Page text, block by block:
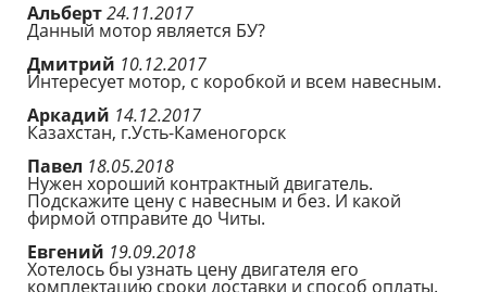
Альберт24.11.2017
Данный мотор является БУ?
Дмитрий 10.12.2017
Интересует мотор, с коробкой и всем навесным.
Аркадий 14.12.2017
Казахстан, г.Усть-Каменогорск
Павел 18.05.2018
Нужен хороший контрактный двигатель.
Подскажите цену с навесным и без. И какой
фирмой отправите до Читы.
Евгений 19.09.2018
Хотелось бы узнать цену двигателя его
комплектацию сроки доставки и способ оплаты.